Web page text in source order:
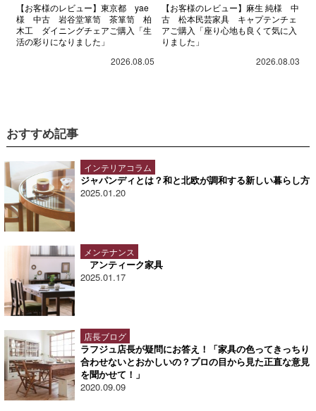
【お客様のレビュー】東京都 yae
様 中古 岩谷堂箪笥 茶箪笥 柏
木工 ダイニングチェアご購入「生
活の彩りになりました」
2026.08.05
【お客様のレビュー】麻生 純様 中
古 松本民芸家具 キャプテンチェ
アご購入「座り心地も良くて気に入
りました」
2026.08.03
おすすめ記事
インテリアコラム
ジャパンディとは？和と北欧が調和する新しい暮らし方
2025.01.20
メンテナンス
アンティーク家具
2025.01.17
店長ブログ
ラフジュ店長が疑問にお答え！「家具の色ってきっちり
合わせないとおかしいの？プロの目から見た正直な意見
を聞かせて！」
2020.09.09